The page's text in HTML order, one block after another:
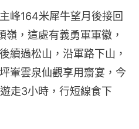
峰164米犀牛望月後接回
，這處有義勇軍軍徽，
續過松山，沿軍路下山，
輋雲泉仙觀享用齋宴，今
走3小時，行短線食下